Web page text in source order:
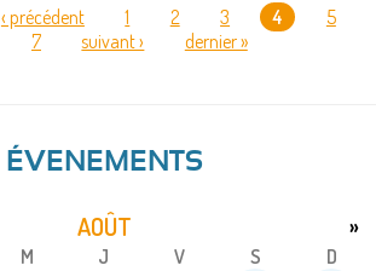
‹ précédent 1 2 3 4
5
7 suivant › dernier »
ÉVENEMENTS
AOÛT »
M J V S D